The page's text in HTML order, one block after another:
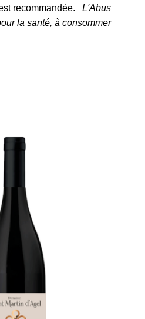
recommandée.
L'Abus
la santé, à consommer